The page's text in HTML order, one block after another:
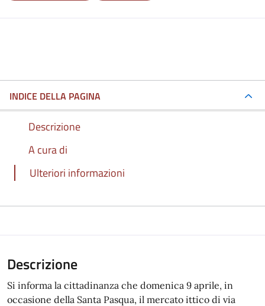
INDICE DELLA PAGINA
Descrizione
A cura di
Ulteriori informazioni
Descrizione
Si informa la cittadinanza che domenica 9 aprile, in
occasione della Santa Pasqua, il mercato ittico di via